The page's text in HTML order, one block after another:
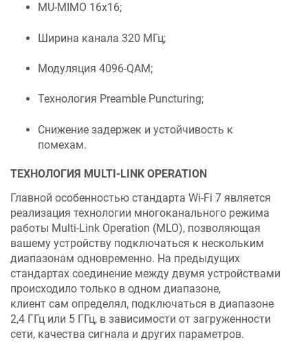
MU-MIMO 16x16;
Ширина канала 320 МГц;
Модуляция 4096-QAM;
Технология Preamble Puncturing;
Снижение задержек и устойчивость к
помехам.
ТЕХНОЛОГИЯ MULTI-LINK OPERATION
Главной особенностью стандарта Wi-Fi 7 является
реализация технологии многоканального режима
работы Multi-Link Operation (MLO), позволяющая
вашему устройству подключаться к нескольким
диапазонам одновременно. На предыдущих
стандартах соединение между двумя устройствами
происходило только в одном диапазоне,
клиент сам определял, подключаться в диапазоне
2,4 ГГц или 5 ГГц, в зависимости от загруженности
сети, качества сигнала и других параметров.